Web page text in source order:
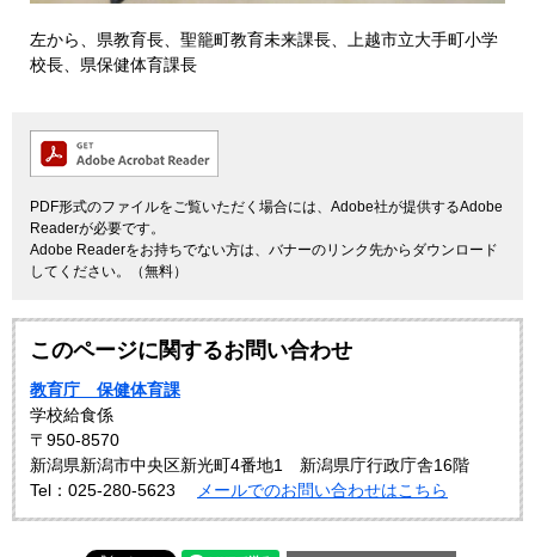
左から、県教育長、聖籠町教育未来課長、上越市立大手町小学
校長、県保健体育課長
PDF形式のファイルをご覧いただく場合には、Adobe社が提供するAdobe
Readerが必要です。
Adobe Readerをお持ちでない方は、バナーのリンク先からダウンロード
してください。（無料）
このページに関するお問い合わせ
教育庁 保健体育課
学校給食係
〒950-8570
新潟県新潟市中央区新光町4番地1 新潟県庁行政庁舎16階
Tel：025-280-5623
メールでのお問い合わせはこちら